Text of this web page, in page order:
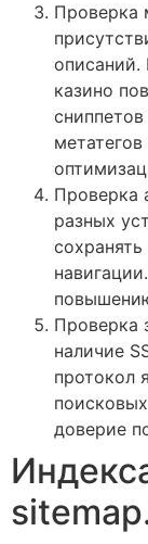
Проверка
описаний.
казино
сниппетов
Проверка
разных
Проверка
наличие
протокол
доверие